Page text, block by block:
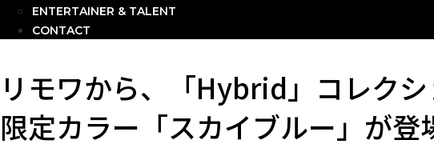
ENTERTAINER & TALENT
CONTACT
リモワから、「Hybrid」コレク
限定カラー「スカイブルー」が登